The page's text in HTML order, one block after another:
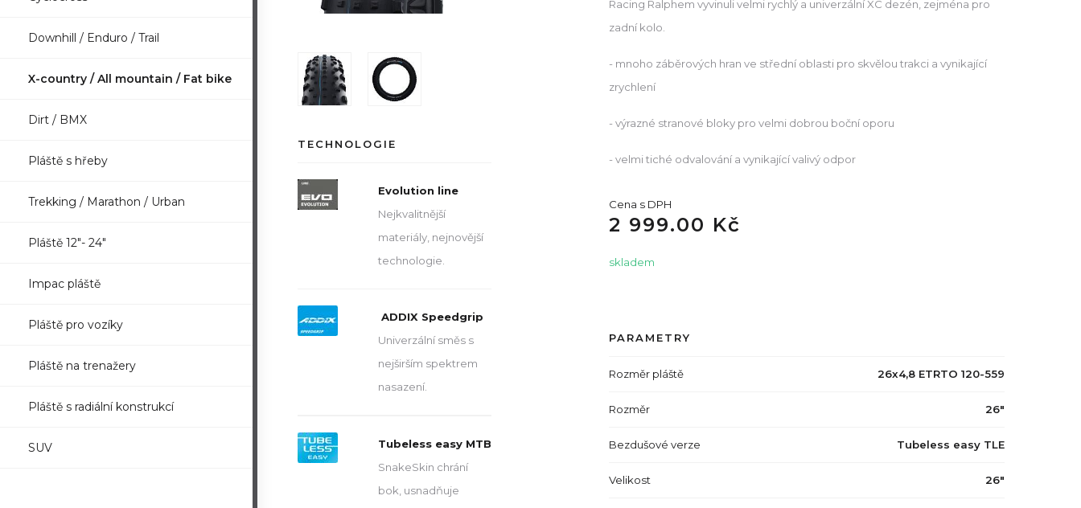
Downhill / Enduro / Trail
X-country / All mountain / Fat bike
Dirt / BMX
Pláště s hřeby
Trekking / Marathon / Urban
Pláště 12"- 24"
Impac pláště
Pláště pro vozíky
Pláště na trenažery
Pláště s radiální konstrukcí
SUV
Racing Ralphem vyvinuli velmi rychlý a univerzální XC dezén, zejména pro
zadní kolo.
- mnoho záběrových hran ve střední oblasti pro skvělou trakci a vynikající
zrychlení
- výrazné stranové bloky pro velmi dobrou boční oporu
- velmi tiché odvalování a vynikající valivý odpor
Cena s DPH
2 999.00 Kč
skladem
PARAMETRY
Rozměr pláště 26x4,8 ETRTO 120-559
Rozměr 26"
Bezdušové verze Tubeless easy TLE
Velikost 26"
TECHNOLOGIE
Evolution line
Nejkvalitnější
materiály, nejnovější
technologie.
ADDIX Speedgrip
Univerzální směs s
nejširším spektrem
nasazení.
Tubeless easy MTB
SnakeSkin chrání
bok, usnadňuje